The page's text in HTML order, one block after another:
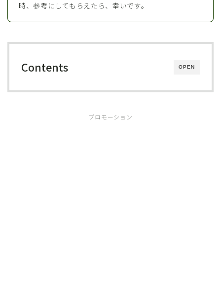
時、参考にしてもらえたら、幸いです。
OPEN
Contents
プロモーション